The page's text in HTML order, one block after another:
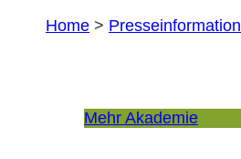
Home > Presseinformation
Mehr Akademie